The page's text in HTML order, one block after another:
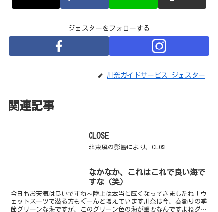
ジェスターをフォローする
川奈ガイドサービス ジェスター
関連記事
CLOSE
北東風の影響により、CLOSE
なかなか、これはこれで良い海で
すな（笑）
今日もお天気は良いですね～陸上は本当に厚くなってきましたね！ウ
ェットスーツで潜る方もぐーんと増えています川奈は今、春濁りの季
節グリーンな海ですが、このグリーン色の海が重要なんですよねグリ